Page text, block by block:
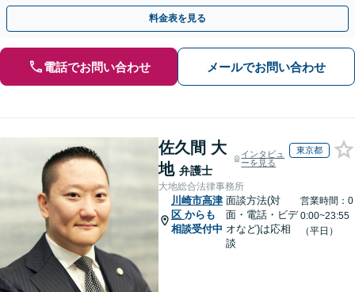
害」のご相談も対応します【初回相談無料】【Web相談可】
料金表を見る
電話でお問い合わせ メールでお問い合わせ
佐久間 大
地 弁護士
インタビュ
ーを見る
東京都
大地総合法律事務所
川崎市高津
区 からも
相談受付中
面談方法(対
面・電話・ビデ
オなど)は応相
談
営業時間：0
0:00~23:55
（平日）